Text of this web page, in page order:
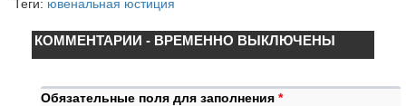
Теги: ювенальная юстиция
КОММЕНТАРИИ - ВРЕМЕННО ВЫКЛЮЧЕНЫ
Обязательные поля для заполнения *